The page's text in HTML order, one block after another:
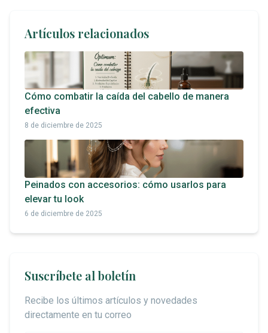
Artículos relacionados
Cómo combatir la caída del cabello de manera
efectiva
8 de diciembre de 2025
Peinados con accesorios: cómo usarlos para
elevar tu look
6 de diciembre de 2025
Suscríbete al boletín
Recibe los últimos artículos y novedades
directamente en tu correo